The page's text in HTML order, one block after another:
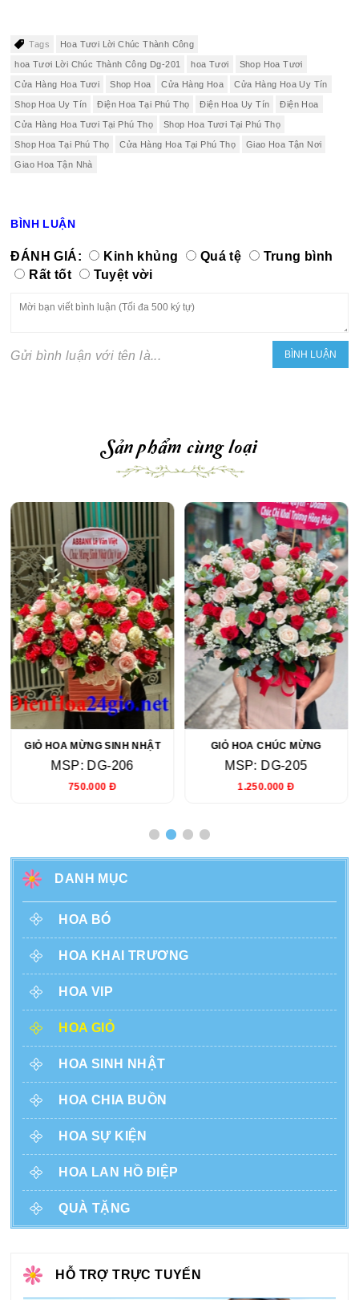
Tags Hoa Tươi Lời Chúc Thành Công
hoa Tươi Lời Chúc Thành Công Dg-201 hoa Tươi Shop Hoa Tươi
Cửa Hàng Hoa Tươi Shop Hoa Cửa Hàng Hoa Cửa Hàng Hoa Uy Tín
Shop Hoa Uy Tín Điện Hoa Tại Phú Thọ Điện Hoa Uy Tín Điện Hoa
Cửa Hàng Hoa Tươi Tại Phú Thọ Shop Hoa Tươi Tại Phú Thọ
Shop Hoa Tại Phú Thọ Cửa Hàng Hoa Tại Phú Thọ Giao Hoa Tận Nơi
Giao Hoa Tận Nhà
BÌNH LUẬN
ĐÁNH GIÁ: Kinh khủng Quá tệ
Trung bình
Rất tốt
Tuyệt vời
Gửi bình luận với tên là...
Sản phẩm cùng loại
GIỎ HOA MỪNG SINH NHẬT
MSP: DG-206
750.000 Đ
GIỎ HOA CHÚC MỪNG
MSP: DG-205
1.250.000 Đ
DANH MỤC
HOA BÓ
HOA KHAI TRƯƠNG
HOA VIP
HOA GIỎ
HOA SINH NHẬT
HOA CHIA BUỒN
HOA SỰ KIỆN
HOA LAN HỒ ĐIỆP
QUÀ TẶNG
HỖ TRỢ TRỰC TUYẾN